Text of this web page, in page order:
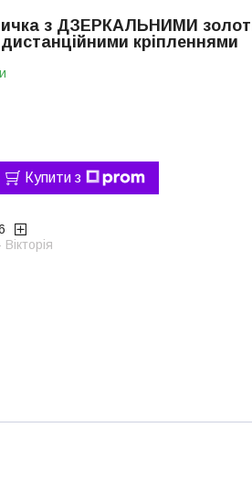
з ДЗЕРКАЛЬНИМИ
кріпленнями
Купити з